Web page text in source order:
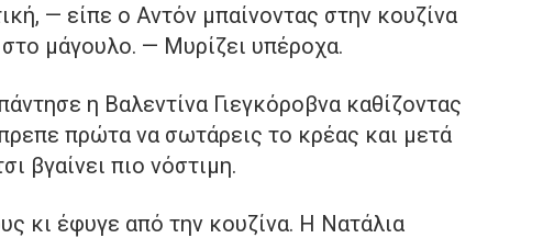
— είπε ο Αντόν μπαίνοντας στην κουζίνα
μάγουλο. — Μυρίζει υπέροχα.
η Βαλεντίνα Γιεγκόροβνα καθίζοντας
πρώτα να σωτάρεις το κρέας και μετά
βγαίνει πιο νόστιμη.
κι έφυγε από την κουζίνα. Η Νατάλια